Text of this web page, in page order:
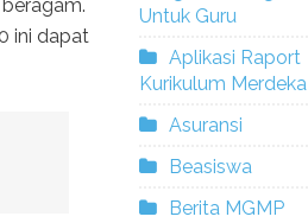
ini dapat
Untuk Guru
Aplikasi Raport
Kurikulum Merdeka
Asuransi
Beasiswa
Berita MGMP